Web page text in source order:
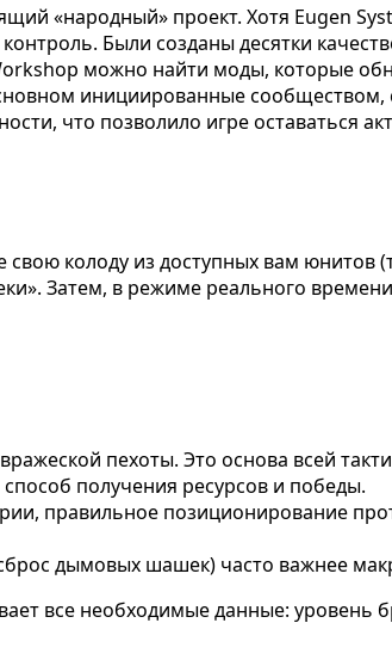
«народный» проект. Хотя Eugen
Были созданы десятки
можно найти моды, которые
инициированные сообществом,
что позволило игре оставаться
колоду из доступных вам юнитов
Затем, в режиме реального
пехоты. Это основа всей
получения ресурсов и победы.
правильное позиционирование
дымовых шашек) часто важнее
все необходимые данные: уровень